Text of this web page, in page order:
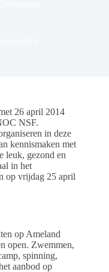
26 april 2014
NSF.
in deze
kennismaken met
leuk, gezond en
in het
op vrijdag 25 april
op Ameland
open. Zwemmen,
spinning,
aanbod op